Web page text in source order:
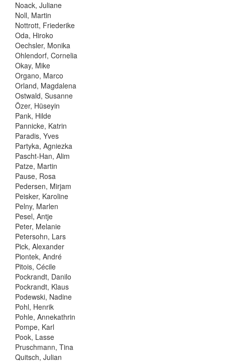
Noack, Juliane
Noll, Martin
Nottrott, Friederike
Oda, Hiroko
Oechsler, Monika
Ohlendorf, Cornelia
Okay, Mike
Organo, Marco
Orland, Magdalena
Ostwald, Susanne
Özer, Hüseyin
Pank, Hilde
Pannicke, Katrin
Paradis, Yves
Partyka, Agniezka
Pascht-Han, Alim
Patze, Martin
Pause, Rosa
Pedersen, Mirjam
Peisker, Karoline
Pelny, Marlen
Pesel, Antje
Peter, Melanie
Petersohn, Lars
Pick, Alexander
Piontek, André
Pitois, Cécile
Pockrandt, Danilo
Pockrandt, Klaus
Podewski, Nadine
Pohl, Henrik
Pohle, Annekathrin
Pompe, Karl
Pook, Lasse
Pruschmann, Tina
Quitsch, Julian